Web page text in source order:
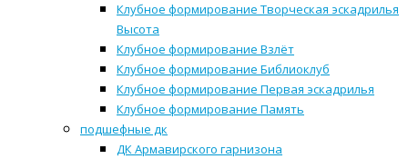
Клубное формирование Творческая эскадрилья
Высота
Клубное формирование Взлёт
Клубное формирование Библиоклуб
Клубное формирование Первая эскадрилья
Клубное формирование Память
подшефные дк
ДК Армавирского гарнизона